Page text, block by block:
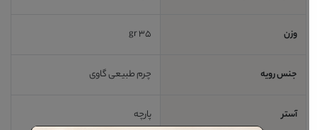
وزن 35 gr
جنس رویه چرم طبیعی گاوی
آستر پارچه